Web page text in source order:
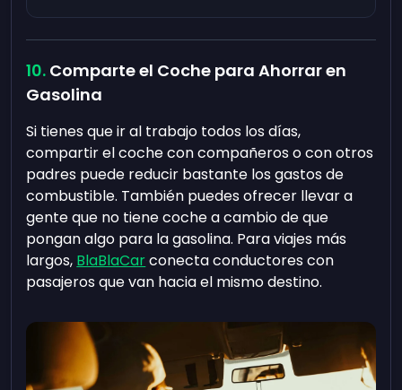
Comparte el Coche para Ahorrar en
Gasolina
Si tienes que ir al trabajo todos los días,
compartir el coche con compañeros o con otros
padres puede reducir bastante los gastos de
combustible. También puedes ofrecer llevar a
gente que no tiene coche a cambio de que
pongan algo para la gasolina. Para viajes más
largos, BlaBlaCarconecta conductores con
pasajeros que van hacia el mismo destino.